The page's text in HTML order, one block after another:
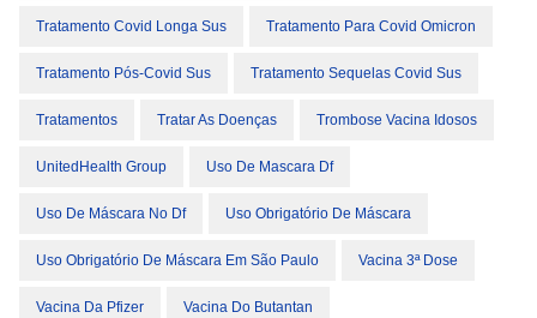
Tratamento Covid Longa Sus Tratamento Para Covid Omicron
Tratamento Pós-Covid Sus Tratamento Sequelas Covid Sus
Tratamentos Tratar As Doenças Trombose Vacina Idosos
UnitedHealth Group Uso De Mascara Df
Uso De Máscara No Df Uso Obrigatório De Máscara
Uso Obrigatório De Máscara Em São Paulo Vacina 3ª Dose
Vacina Da Pfizer Vacina Do Butantan